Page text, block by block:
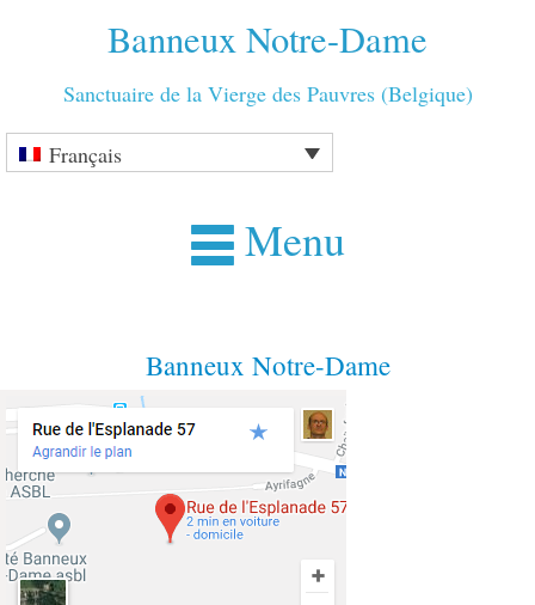
Banneux Notre-Dame
Sanctuaire de la Vierge des Pauvres (Belgique)
Français
Menu
Banneux Notre-Dame